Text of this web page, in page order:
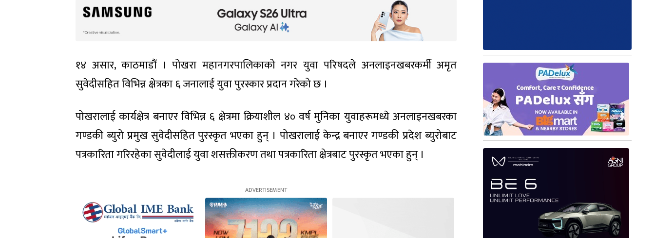
१४ असार, काठमाडौं । पोखरा महानगरपालिकाको नगर युवा परिषदले अनलाइनखबरकर्मी अमृत
सुवेदीसहित विभिन्न क्षेत्रका ६ जनालाई युवा पुरस्कार प्रदान गरेको छ ।
पोखरालाई कार्यक्षेत्र बनाएर विभिन्न ६ क्षेत्रमा क्रियाशील ४० वर्ष मुनिका युवाहरूमध्ये अनलाइनखबरका
गण्डकी ब्युरो प्रमुख सुवेदीसहित पुरस्कृत भएका हुन् । पोखरालाई केन्द्र बनाएर गण्डकी प्रदेश ब्युरोबाट
पत्रकारिता गरिरहेका सुवेदीलाई युवा शसक्तीकरण तथा पत्रकारिता क्षेत्रबाट पुरस्कृत भएका हुन् ।